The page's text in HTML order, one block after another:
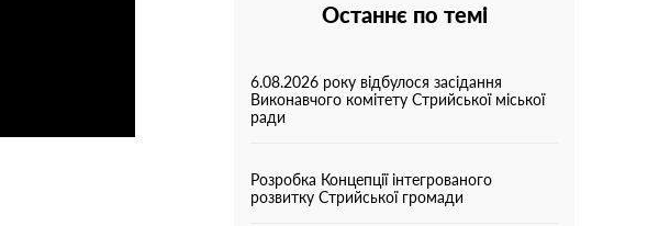
Останнє по темі
6.08.2026 року відбулося засідання
Виконавчого комітету Стрийської міської
ради
Розробка Концепції інтегрованого
розвитку Стрийської громади